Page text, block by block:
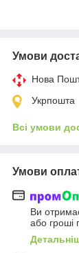
Умови
Нова
Укрпошта
Всі умови
Умови
Ви
або гроші